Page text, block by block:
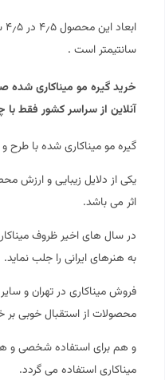
سانتیمتر است .
خرید گیره مو میناکاری شده
آنلاین از سراسر کشور فقط
گیره مو میناکاری شده با طرح
یکی از دلایل زیبایی و ارزش
اثر می باشد.
در سال های اخیر ظروف
به هنرهای ایرانی را جلب نماید.
فروش میناکاری در تهران و
محصولات از استقبال خوبی بر
و هم برای استفاده شخصی و هم
میناکاری استفاده می گردد.